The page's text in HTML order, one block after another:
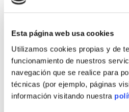
Esta página web usa cookies
Utilizamos cookies propias y de
funcionamiento de nuestros
navegación que se realice para
técnicas (por ejemplo, páginas
información visitando nuestra
MODULAR RURAL ASEQUIBLE
NORMATIVA URBANA Y SUELO
OFERTA RETAIL Y LLAVE EN
,OFF‑SITE VIVIENDA ASEQUIBLE,
OFF‑SITE Y FÁBRICAS
OPTIMIZACIÓN IA CADENA,
PANELES Y MÓDULOS